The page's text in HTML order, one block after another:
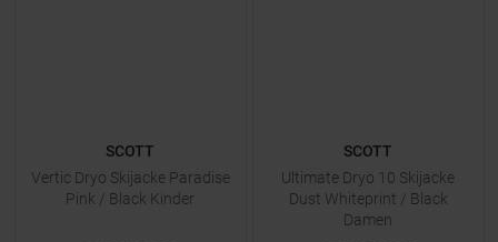
SCOTT
Vertic Dryo Skijacke Paradise
Pink / Black Kinder
SCOTT
Ultimate Dryo 10 Skijacke
Dust Whiteprint / Black
Damen